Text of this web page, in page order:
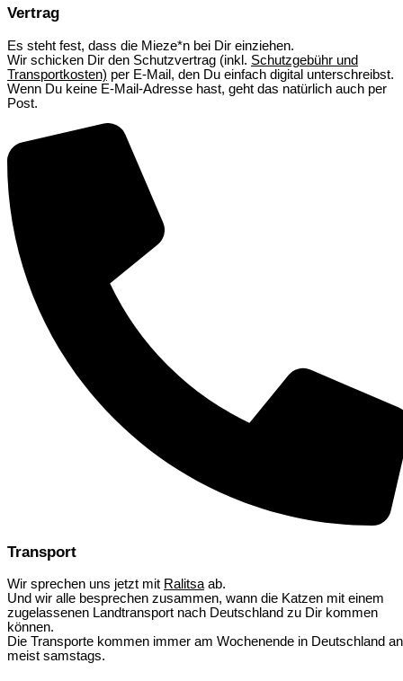
Vertrag
Es steht fest, dass die Mieze*n bei Dir einziehen.
Wir schicken Dir den Schutzvertrag (inkl. Schutzgebühr und
Transportkosten) per E-Mail, den Du einfach digital unterschreibst.
Wenn Du keine E-Mail-Adresse hast, geht das natürlich auch per
Post.
Transport
Wir sprechen uns jetzt mit Ralitsaab.
Und wir alle besprechen zusammen, wann die Katzen mit einem
zugelassenen Landtransport nach Deutschland zu Dir kommen
können.
Die Transporte kommen immer am Wochenende in Deutschland
meist samstags.